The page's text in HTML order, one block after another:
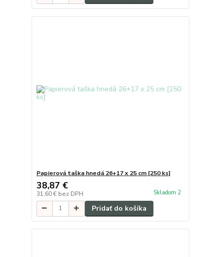
Papierová taška hnedá 26+17 x 25 cm [250 ks]
38,87 €
31,60 € bez DPH Skladom 2
Pridať do košíka